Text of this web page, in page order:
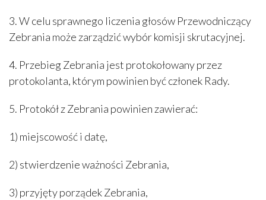
3. W celu sprawnego liczenia głosów Przewodniczący
Zebrania może zarządzić wybór komisji skrutacyjnej.
4. Przebieg Zebrania jest protokołowany przez
protokolanta, którym powinien być członek Rady.
5. Protokół z Zebrania powinien zawierać:
1) miejscowość i datę,
2) stwierdzenie ważności Zebrania,
3) przyjęty porządek Zebrania,